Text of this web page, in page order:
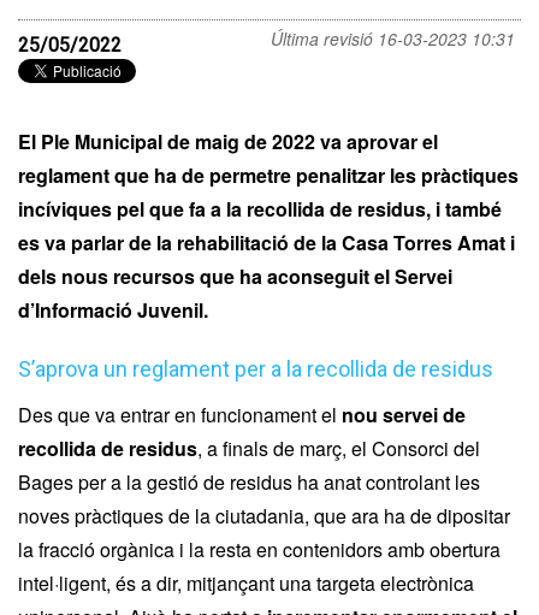
Última revisió 16-03-2023 10:31
25/05/2022
El Ple Municipal de maig de 2022 va aprovar el
reglament que ha de permetre penalitzar les pràctiques
incíviques pel que fa a la recollida de residus, i també
es va parlar de la rehabilitació de la Casa Torres Amat i
dels nous recursos que ha aconseguit el Servei
d’Informació Juvenil.
S’aprova un reglament per a la recollida de residus
Des que va entrar en funcionament el nou servei de
recollida de residus, a finals de març, el Consorci del
Bages per a la gestió de residus ha anat controlant les
noves pràctiques de la ciutadania, que ara ha de dipositar
la fracció orgànica i la resta en contenidors amb obertura
intel·ligent, és a dir, mitjançant una targeta electrònica